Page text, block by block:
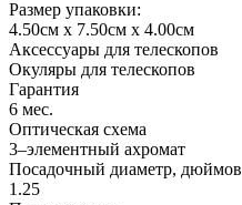
Размер упаковки:
4.50см x 7.50см x 4.00см
Аксессуары для телескопов
Окуляры для телескопов
Гарантия
6 мес.
Оптическая схема
3–элементный ахромат
Посадочный диаметр, дюймов
1.25